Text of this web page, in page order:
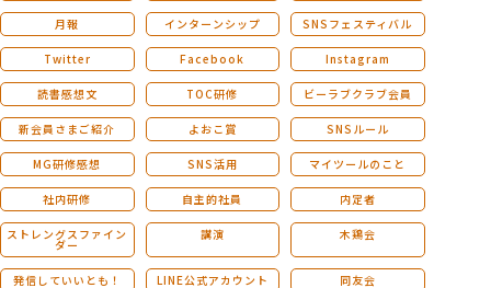
月報 インターンシップ SNSフェスティバル
Twitter Facebook Instagram
読書感想文 TOC研修 ビーラブクラブ会員
新会員さまご紹介 よおこ賞 SNSルール
MG研修感想 SNS活用 マイツールのこと
社内研修 自主的社員 内定者
ストレングスファイン
ダー
講演 木鶏会
発信していいとも！ LINE公式アカウント 同友会